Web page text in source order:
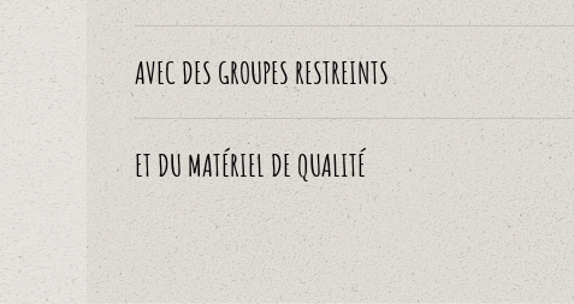
AVEC DES GROUPES RESTREINTS
ET DU MATÉRIEL DE QUALITÉ